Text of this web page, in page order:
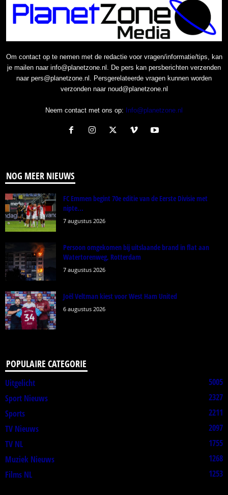
Om contact op te nemen met de redactie voor vragen/informatie/tips, kan
je mailen naar info@planetzone.nl. De pers kan persberichten verzenden
naar pers@planetzone.nl. Persgerelateerde vragen kunnen worden
verzonden naar noud@planetzone.nl
Neem contact met ons op: Info@planetzone.nl
NOG MEER NIEUWS
FC Emmen begint 70e editie van de Eerste Divisie met
nipte...
7 augustus 2026
Persoon omgekomen bij uitslaande brand in flat aan
Watertorenweg, Rotterdam
7 augustus 2026
Joël Veltman kiest voor West Ham United
6 augustus 2026
POPULAIRE CATEGORIE
Uitgelicht
5005
Sport Nieuws
2327
Sports
2211
TV Nieuws
2097
TV NL
1755
Muziek Nieuws
1268
Films NL
1253